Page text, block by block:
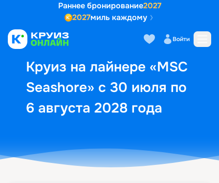
Раннее бронирование2027
2027миль каждому
Войти
Круиз на лайнере «MSC
Seashore» с 30 июля по
6 августа 2028 года
Выбор кают Маршрут и